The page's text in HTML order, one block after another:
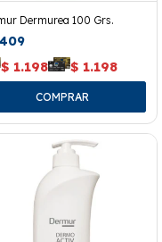
Dermurea 100 Grs.
$ 1.198 $ 1.198